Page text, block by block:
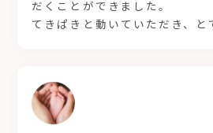
だくことができました。
てきぱきと動いていただき、と